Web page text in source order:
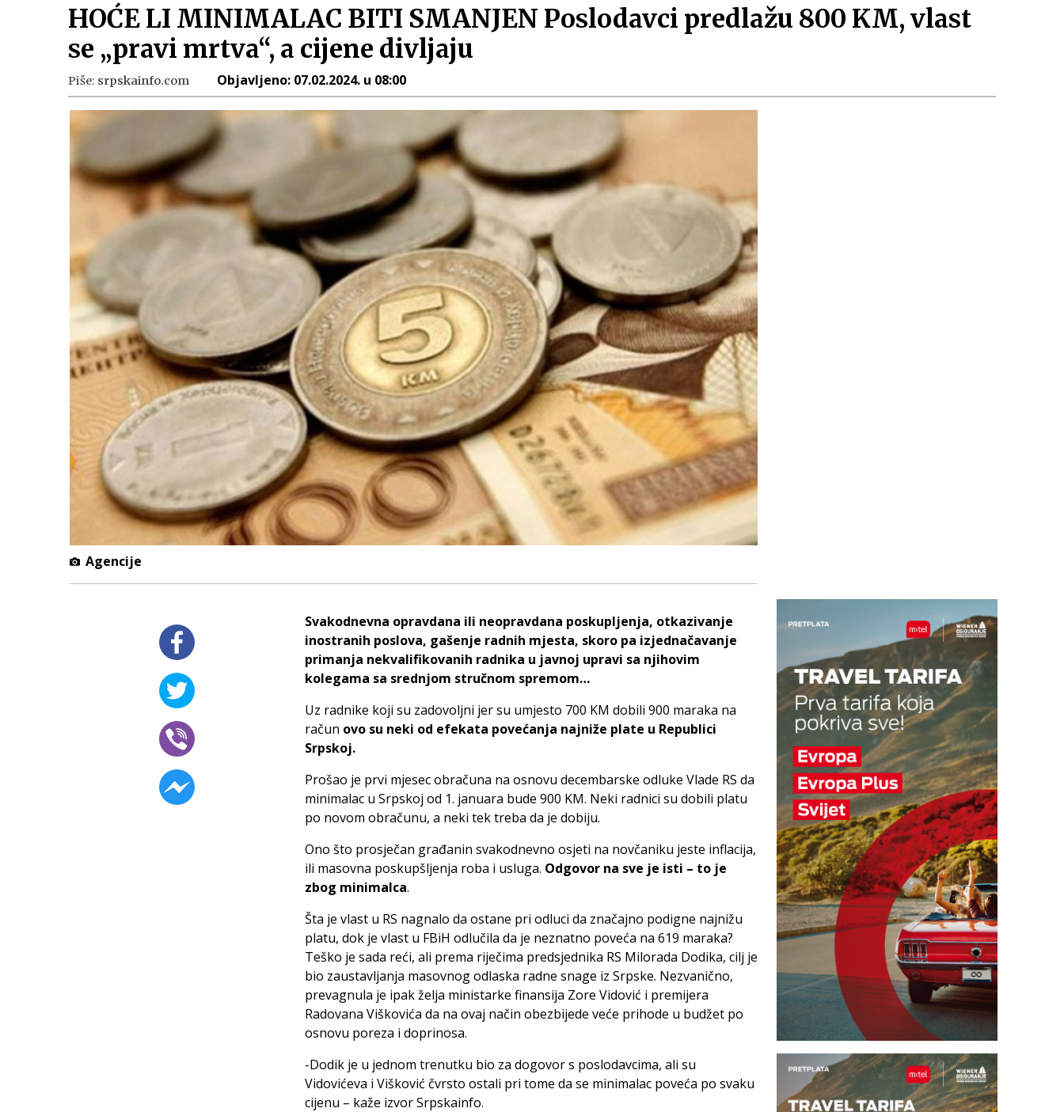
HOĆE LI MINIMALAC BITI SMANJEN Poslodavci predlažu 800 KM, vlast
se „pravi mrtva“, a cijene divljaju
Piše: srpskainfo.com Objavljeno: 07.02.2024. u 08:00
Agencije
Svakodnevna opravdana ili neopravdana poskupljenja, otkazivanje
inostranih poslova, gašenje radnih mjesta, skoro pa izjednačavanje
primanja nekvalifikovanih radnika u javnoj upravi sa njihovim
kolegama sa srednjom stručnom spremom…
Uz radnike koji su zadovoljni jer su umjesto 700 KM dobili 900 maraka na
račun ovo su neki od efekata povećanja najniže plate u Republici
Srpskoj.
Prošao je prvi mjesec obračuna na osnovu decembarske odluke Vlade RS da
minimalac u Srpskoj od 1. januara bude 900 KM. Neki radnici su dobili platu
po novom obračunu, a neki tek treba da je dobiju.
Ono što prosječan građanin svakodnevno osjeti na novčaniku jeste inflacija,
ili masovna poskupšljenja roba i usluga. Odgovor na sve je isti – to je
zbog minimalca.
Šta je vlast u RS nagnalo da ostane pri odluci da značajno podigne najnižu
platu, dok je vlast u FBiH odlučila da je neznatno poveća na 619 maraka?
Teško je sada reći, ali prema riječima predsjednika RS Milorada Dodika, cilj je
bio zaustavljanja masovnog odlaska radne snage iz Srpske. Nezvanično,
prevagnula je ipak želja ministarke finansija Zore Vidović i premijera
Radovana Viškovića da na ovaj način obezbijede veće prihode u budžet po
osnovu poreza i doprinosa.
-Dodik je u jednom trenutku bio za dogovor s poslodavcima, ali su
Vidovićeva i Višković čvrsto ostali pri tome da se minimalac poveća po svaku
cijenu – kaže izvor Srpskainfo.